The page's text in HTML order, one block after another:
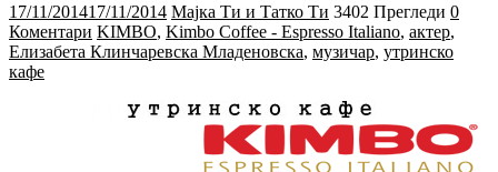
17/11/201417/11/2014 Мајка Ти и Татко Ти 3402 Прегледи 0
Коментари KIMBO, Kimbo Coffee - Espresso Italiano, актер,
Елизабета Клинчаревска Младеновска, музичар, утринско
кафе